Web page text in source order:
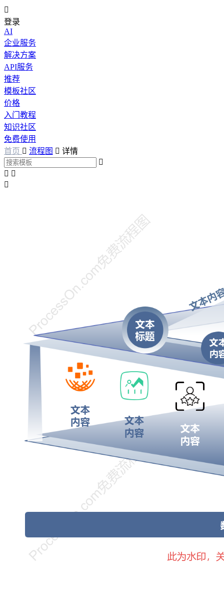

登录
AI
企业服务
解决方案
API服务
推荐
模板社区
价格
入门教程
知识社区
免费使用
首页  流程图  详情

 
